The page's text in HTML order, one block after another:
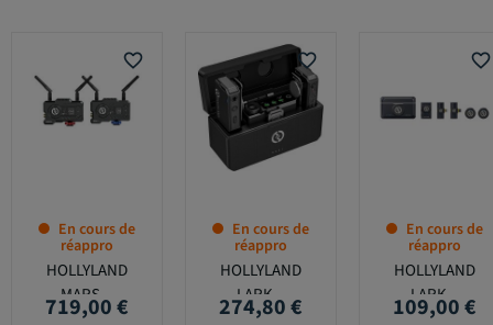
favorite_border
En cours de
réappro
HOLLYLAND
MARS...
Prix
719,00 €
favorite_border
En cours de
réappro
HOLLYLAND
LARK...
Prix
274,80 €
favorite_border
En cours de
réappro
HOLLYLAND
LARK...
Prix
109,00 €